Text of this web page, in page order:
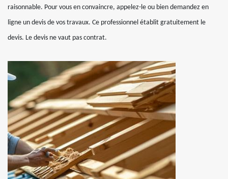
raisonnable. Pour vous en convaincre, appelez-le ou bien demandez en
ligne un devis de vos travaux. Ce professionnel établit gratuitement le
devis. Le devis ne vaut pas contrat.